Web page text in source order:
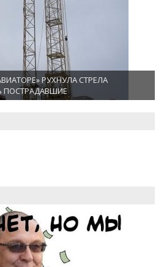
РУХНУЛА СТРЕЛА
ПОСТРАДАВШИЕ